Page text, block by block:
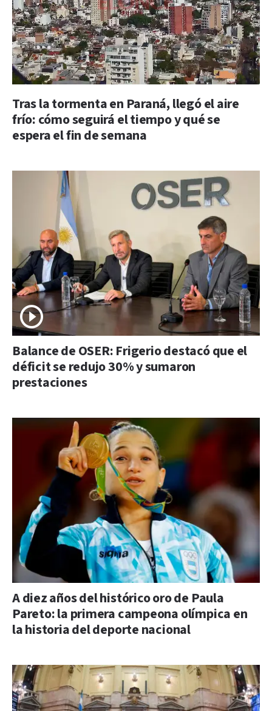
Tras la tormenta en Paraná, llegó el aire
frío: cómo seguirá el tiempo y qué se
espera el fin de semana
Balance de OSER: Frigerio destacó que el
déficit se redujo 30% y sumaron
prestaciones
A diez años del histórico oro de Paula
Pareto: la primera campeona olímpica en
la historia del deporte nacional